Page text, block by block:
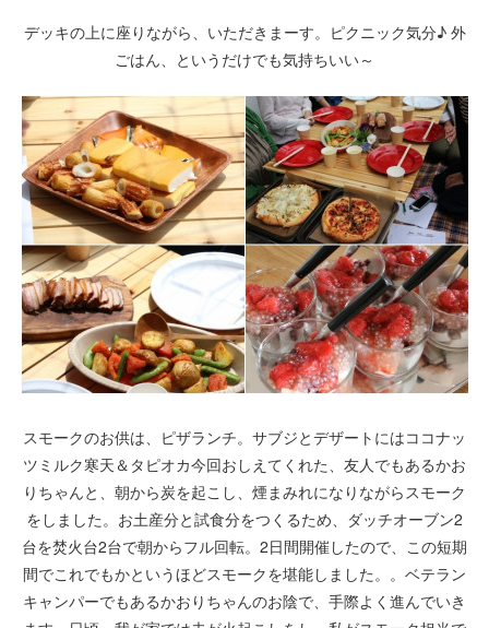
デッキの上に座りながら、いただきまーす。ピクニック気分♪ 外
ごはん、というだけでも気持ちいい～
スモークのお供は、ピザランチ。サブジとデザートにはココナッ
ツミルク寒天＆タピオカ今回おしえてくれた、友人でもあるかお
りちゃんと、朝から炭を起こし、煙まみれになりながらスモーク
をしました。お土産分と試食分をつくるため、ダッチオーブン2
台を焚火台2台で朝からフル回転。2日間開催したので、この短期
間でこれでもかというほどスモークを堪能しました。。ベテラン
キャンパーでもあるかおりちゃんのお陰で、手際よく進んでいき